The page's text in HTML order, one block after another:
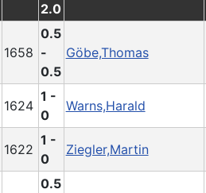
2.0
1658
0.5
-
0.5
Göbe,Thomas
1624
1 -
0
Warns,Harald
1622
1 -
0
Ziegler,Martin
0.5